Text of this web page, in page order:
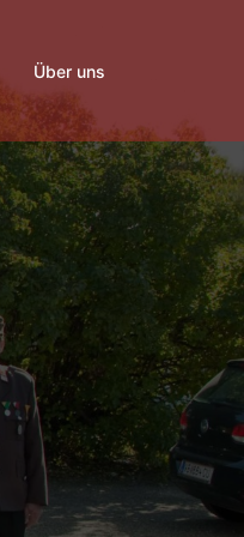
Über uns